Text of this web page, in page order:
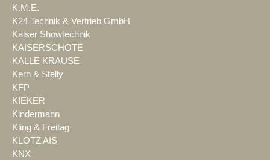
K.M.E.
K24 Technik & Vertrieb GmbH
Kaiser Showtechnik
KAISERSCHOTE
KALLE KRAUSE
Kern & Stelly
KFP
KIEKER
Kindermann
Kling & Freitag
KLOTZ AIS
KNX